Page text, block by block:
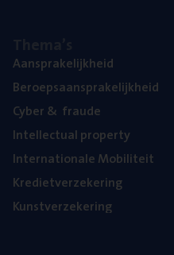
Aan­spra­ke­lijk­heid
Beroeps­aan­spra­ke­lijk­heid
Cyber& fraude
Intel­lec­tu­al property
Inter­na­ti­o­na­le Mobiliteit
Kre­diet­ver­ze­ke­ring
Kunst­ver­ze­ke­ring